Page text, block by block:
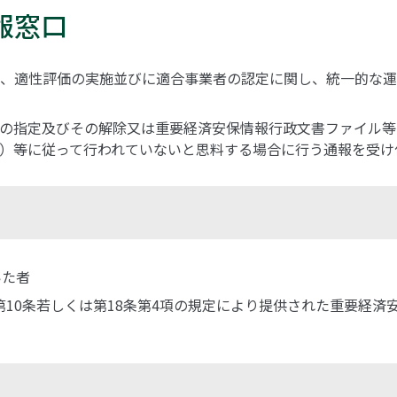
窓口
適性評価の実施並びに適合事業者の認定に関し、統一的な
指定及びその解除又は重要経済安保情報行政文書ファイル
に従って行われていないと思料する場合に行う通報を受
者
条若しくは第18条第4項の規定により提供された重要経済